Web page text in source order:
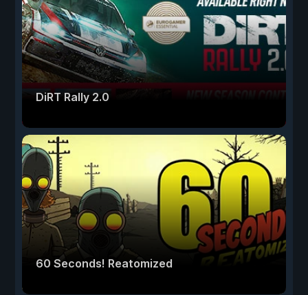
DiRT Rally 2.0
60 Seconds! Reatomized